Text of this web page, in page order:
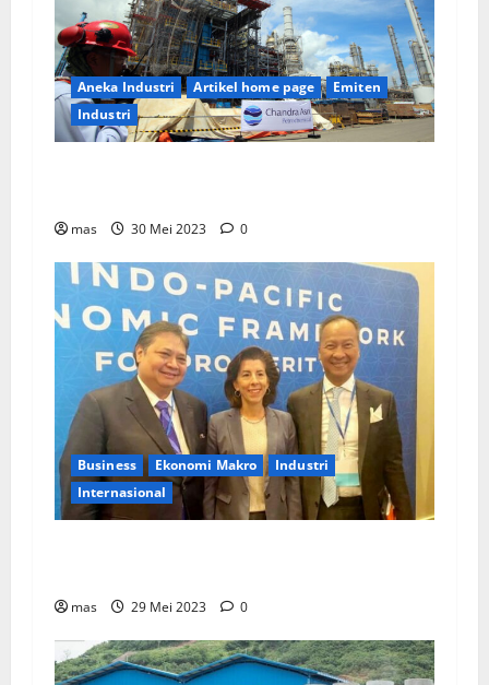
Aneka Industri Artikel home page
Emiten
Industri
mas 30 Mei 2023 0
Business Ekonomi Makro
Industri
Internasional
mas 29 Mei 2023 0